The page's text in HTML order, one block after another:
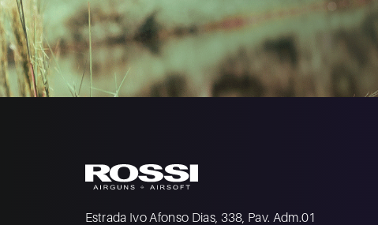
Estrada Ivo Afonso Dias, 338, Pav. Adm.01